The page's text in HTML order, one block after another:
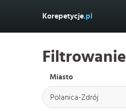
Korepetycje.pl
Filtrowanie
Miasto
Polanica-Zdrój